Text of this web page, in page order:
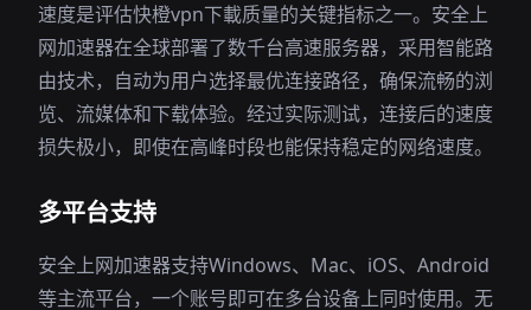
速度是评估快橙vpn下載质量的关键指标之一。安全上
网加速器在全球部署了数千台高速服务器，采用智能路
由技术，自动为用户选择最优连接路径，确保流畅的浏
览、流媒体和下载体验。经过实际测试，连接后的速度
损失极小，即使在高峰时段也能保持稳定的网络速度。
多平台支持
安全上网加速器支持Windows、Mac、iOS、Android
等主流平台，一个账号即可在多台设备上同时使用。无